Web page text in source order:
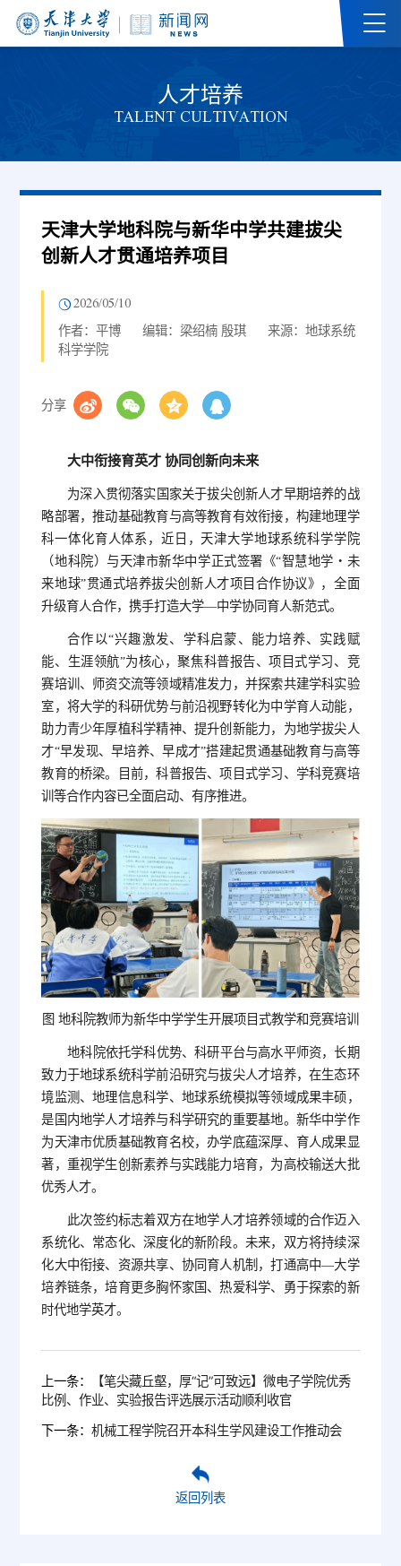
人才培养
TALENT CULTIVATION
天津大学地科院与新华中学共建拔尖
创新人才贯通培养项目
2026/05/10
作者：平博 编辑：梁绍楠 殷琪
来源：地球系统
科学学院
分享
大中衔接育英才 协同创新向未来
为深入贯彻落实国家关于拔尖创新人才早期培养的战
略部署，推动基础教育与高等教育有效衔接，构建地理学
科一体化育人体系，近日，天津大学地球系统科学学院
（地科院）与天津市新华中学正式签署《“智慧地学・未
来地球”贯通式培养拔尖创新人才项目合作协议》，全面
升级育人合作，携手打造大学—中学协同育人新范式。
合作以“兴趣激发、学科启蒙、能力培养、实践赋
能、生涯领航”为核心，聚焦科普报告、项目式学习、竞
赛培训、师资交流等领域精准发力，并探索共建学科实验
室，将大学的科研优势与前沿视野转化为中学育人动能，
助力青少年厚植科学精神、提升创新能力，为地学拔尖人
才“早发现、早培养、早成才”搭建起贯通基础教育与高等
教育的桥梁。目前，科普报告、项目式学习、学科竞赛培
训等合作内容已全面启动、有序推进。
图 地科院教师为新华中学学生开展项目式教学和竞赛培训
地科院依托学科优势、科研平台与高水平师资，长期
致力于地球系统科学前沿研究与拔尖人才培养，在生态环
境监测、地理信息科学、地球系统模拟等领域成果丰硕，
是国内地学人才培养与科学研究的重要基地。新华中学作
为天津市优质基础教育名校，办学底蕴深厚、育人成果显
著，重视学生创新素养与实践能力培育，为高校输送大批
优秀人才。
此次签约标志着双方在地学人才培养领域的合作迈入
系统化、常态化、深度化的新阶段。未来，双方将持续深
化大中衔接、资源共享、协同育人机制，打通高中—大学
培养链条，培育更多胸怀家国、热爱科学、勇于探索的新
时代地学英才。
上一条：
【笔尖藏丘壑，厚“记”可致远】微电子学院优秀
比例、作业、实验报告评选展示活动顺利收官
下一条：机械工程学院召开本科生学风建设工作推动会
返回列表